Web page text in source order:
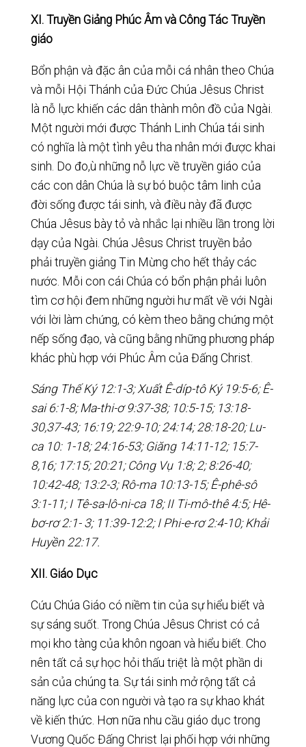
XI. Truyền Giảng Phúc Âm và Công Tác Truyền
giáo
Bổn phận và đặc ân của mỗi cá nhân theo Chúa
và mỗi Hội Thánh của Đức Chúa Jêsus Christ
là nỗ lực khiến các dân thành môn đồ của Ngài.
Một người mới được Thánh Linh Chúa tái sinh
có nghĩa là một tình yêu tha nhân mới được khai
sinh. Do đo,ù những nỗ lực về truyền giáo của
các con dân Chúa là sự bó buộc tâm linh của
đời sống được tái sinh, và điều này đã được
Chúa Jêsus bày tỏ và nhắc lại nhiều lần trong lời
dạy của Ngài. Chúa Jêsus Christ truyền bảo
phải truyền giảng Tin Mừng cho hết thảy các
nước. Mỗi con cái Chúa có bổn phận phải luôn
tìm cơ hội đem những người hư mất về với Ngài
với lời làm chứng, có kèm theo bằng chứng một
nếp sống đạo, và cũng bằng những phương pháp
khác phù hợp với Phúc Âm của Đấng Christ.
Sáng Thế Ký 12:1-3; Xuất Ê-díp-tô Ký 19:5-6; Ê-
sai 6:1-8; Ma-thi-ơ 9:37-38; 10:5-15; 13:18-
30,37-43; 16:19; 22:9-10; 24:14; 28:18-20; Lu-
ca 10: 1-18; 24:16-53; Giăng 14:11-12; 15:7-
8,16; 17:15; 20:21; Công Vụ 1:8; 2; 8:26-40;
10:42-48; 13:2-3; Rô-ma 10:13-15; Ê-phê-sô
3:1-11; I Tê-sa-lô-ni-ca 18; II Ti-mô-thê 4:5; Hê-
bơ-rơ 2:1- 3; 11:39-12:2; I Phi-e-rơ 2:4-10; Khải
Huyền 22:17.
XII. Giáo Dục
Cứu Chúa Giáo có niềm tin của sự hiểu biết và
sự sáng suốt. Trong Chúa Jêsus Christ có cả
mọi kho tàng của khôn ngoan và hiểu biết. Cho
nên tất cả sự học hỏi thấu triệt là một phần di
sản của chúng ta. Sự tái sinh mở rộng tất cả
năng lực của con người và tạo ra sự khao khát
về kiến thức. Hơn nữa nhu cầu giáo dục trong
Vương Quốc Đấng Christ lại phối hợp với những